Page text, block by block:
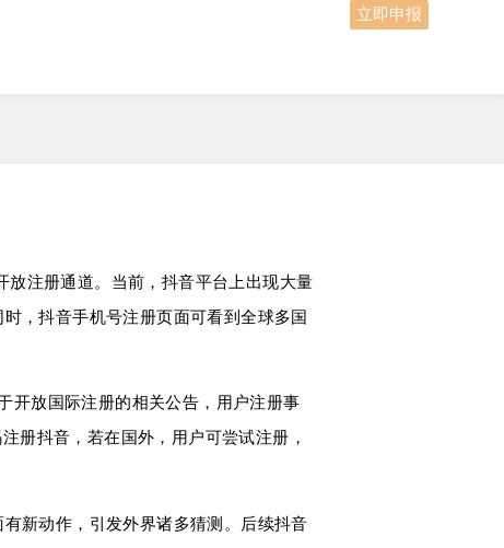
立即申报
放注册通道。当前，抖音平台上出现大量
，抖音手机号注册页面可看到全球多国
开放国际注册的相关公告，用户注册事
册抖音，若在国外，用户可尝试注册，
新动作，引发外界诸多猜测。后续抖音